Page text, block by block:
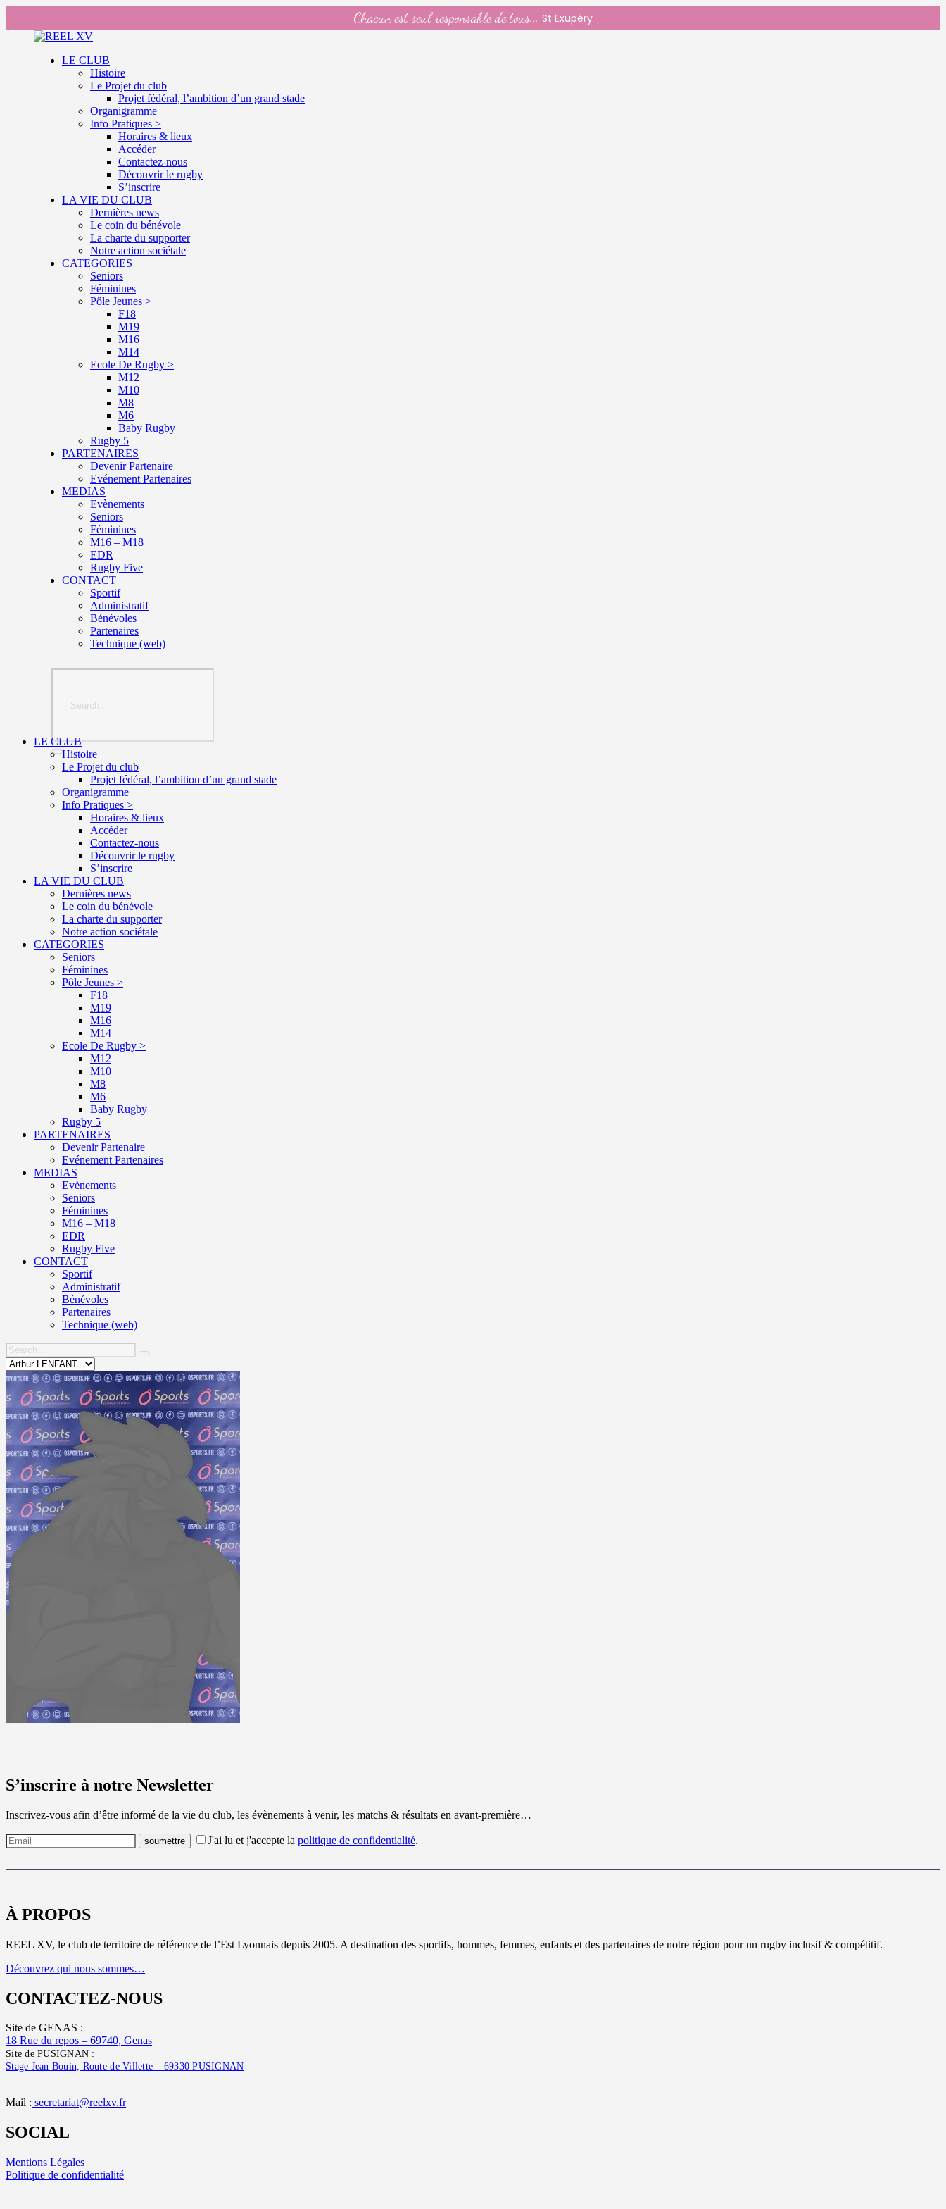
Chacun est seul responsable de tous... St Exupéry
LE CLUB
Histoire
Le Projet du club
Projet fédéral, l’ambition d’un grand stade
Organigramme
Info Pratiques >
Horaires & lieux
Accéder
Contactez-nous
Découvrir le rugby
S’inscrire
LA VIE DU CLUB
Dernières news
Le coin du bénévole
La charte du supporter
Notre action sociétale
CATEGORIES
Seniors
Féminines
Pôle Jeunes >
F18
M19
M16
M14
Ecole De Rugby >
M12
M10
M8
M6
Baby Rugby
Rugby 5
PARTENAIRES
Devenir Partenaire
Evénement Partenaires
MEDIAS
Evènements
Seniors
Féminines
M16 – M18
EDR
Rugby Five
CONTACT
Sportif
Administratif
Bénévoles
Partenaires
Technique (web)
LE CLUB
Histoire
Le Projet du club
Projet fédéral, l’ambition d’un grand stade
Organigramme
Info Pratiques >
Horaires & lieux
Accéder
Contactez-nous
Découvrir le rugby
S’inscrire
LA VIE DU CLUB
Dernières news
Le coin du bénévole
La charte du supporter
Notre action sociétale
CATEGORIES
Seniors
Féminines
Pôle Jeunes >
F18
M19
M16
M14
Ecole De Rugby >
M12
M10
M8
M6
Baby Rugby
Rugby 5
PARTENAIRES
Devenir Partenaire
Evénement Partenaires
MEDIAS
Evènements
Seniors
Féminines
M16 – M18
EDR
Rugby Five
CONTACT
Sportif
Administratif
Bénévoles
Partenaires
Technique (web)
S’inscrire à notre Newsletter
Inscrivez-vous afin d’être informé de la vie du club, les évènements à venir, les matchs & résultats en avant-première…
J'ai lu et j'accepte la politique de confidentialité.
À PROPOS
REEL XV, le club de territoire de référence de l’Est Lyonnais depuis 2005. A destination des sportifs, hommes, femmes, enfants et des partenaires de notre région pour un rugby inclusif & compétitif.
Découvrez qui nous sommes…
CONTACTEZ-NOUS
Site de GENAS :
18 Rue du repos – 69740, Genas
Site de PUSIGNAN :
Stage Jean Bouin, Route de Villette – 69330 PUSIGNAN
Mail : secretariat@reelxv.fr
SOCIAL
Mentions Légales
Politique de confidentialité